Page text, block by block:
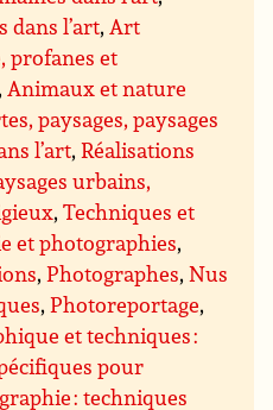
dans l’art,Art
profanes et
,Animaux et nature
paysages, paysages
l’art,Réalisations
urbains,
,Techniques et
et photographies,
,Photographes,Nus
,Photoreportage,
et techniques :
pour
: techniques